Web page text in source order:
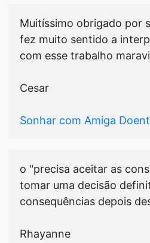
Muitíssimo obrigado por
fez muito sentido a
com esse trabalho
Cesar
Sonhar com Amiga
o "precisa aceitar as
tomar uma decisão
consequências depois
Rhayanne